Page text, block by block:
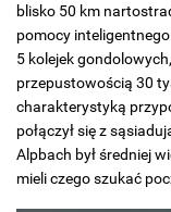
blisko 50 km
pomocy
5 kolejek
przepustowością 30
charakterystyką
połączył się z
Alpbach był średniej
mieli czego szukać